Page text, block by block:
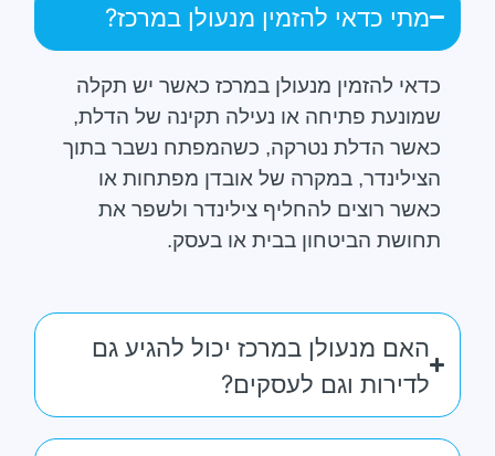
מתי כדאי להזמין מנעולן במרכז?
כדאי להזמין מנעולן במרכז כאשר יש תקלה
שמונעת פתיחה או נעילה תקינה של הדלת,
כאשר הדלת נטרקה, כשהמפתח נשבר בתוך
הצילינדר, במקרה של אובדן מפתחות או
כאשר רוצים להחליף צילינדר ולשפר את
תחושת הביטחון בבית או בעסק.
האם מנעולן במרכז יכול להגיע גם
לדירות וגם לעסקים?